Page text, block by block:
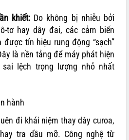
khiết: Do không bị nhiễu bởi
tơ hay dây đai, các cảm biến
tín hiệu rung động “sạch”
là nền tảng để máy phát hiện
lệch trọng lượng nhỏ nhất
hành
đi khái niệm thay dây curoa,
tra dầu mỡ. Công nghệ từ